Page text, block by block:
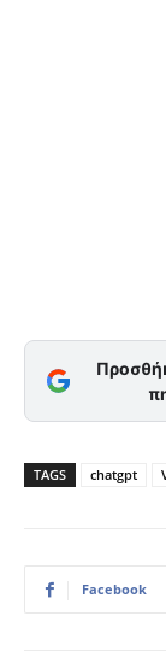
TAGS chatgpt
Facebook